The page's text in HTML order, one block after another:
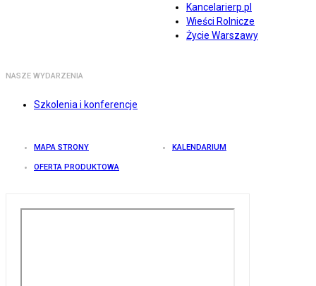
Kancelarierp.pl
Wieści Rolnicze
Życie Warszawy
NASZE WYDARZENIA
Szkolenia i konferencje
MAPA STRONY KALENDARIUM
OFERTA PRODUKTOWA